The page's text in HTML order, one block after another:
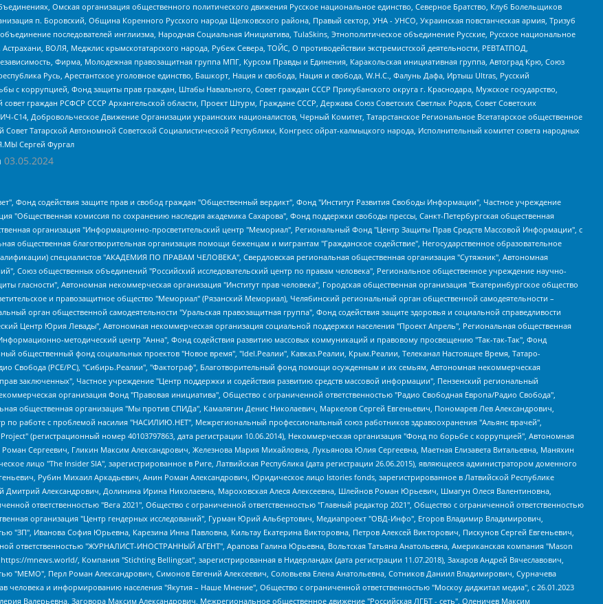
Омская организация общественного политического движения Русское национальное единство, Северное Братство, Клуб Болельщиков
п. Боровский, Община Коренного Русского народа Щелковского района, Правый сектор, УНА - УНСО, Украинская повстанческая армия, Тризуб
последователей инглиизма, Народная Социальная Инициатива, TulaSkins, Этнополитическое объединение Русские, Русское национальное
ВОЛЯ, Меджлис крымскотатарского народа, Рубеж Севера, ТОЙС, О противодействии экстремистской деятельности, РЕВТАТПОД,
Фирма, Молодежная правозащитная группа МПГ, Курсом Правды и Единения, Каракольская инициативная группа, Автоград Крю, Союз
Русь, Арестантское уголовное единство, Башкорт, Нация и свобода, Нация и свобода, W.H.С., Фалунь Дафа, Иртыш Ultras, Русский
с коррупцией, Фонд защиты прав граждан, Штабы Навального, Совет граждан СССР Прикубанского округа г. Краснодара, Мужское государство,
граждан РСФСР СССР Архангельской области, Проект Штурм, Граждане СССР, Держава Союз Советских Светлых Родов, Совет Советских
С14, Добровольческое Движение Организации украинских националистов, Черный Комитет, Татарстанское Региональное Всетатарское общественное
Татарской Автономной Советской Социалистической Республики, Конгресс ойрат-калмыцкого народа, Исполнительный комитет совета народных
Сергей Фургал
03.05.2024
Project" (регистрационный номер 40103797863, дата регистрации 10.06.2014), Некоммерческая организация "Фонд по борьбе с коррупцией", Автономная некоммерческая организация "Институт права и публичной политики", Баданин Роман Сергеевич, Гликин Максим Александрович, Железнова Мария Михайловна, Лукьянова Юлия Сергеевна, Маетная Елизавета Витальевна, Маняхин Петр Борисович, Чуракова Ольга Владимировна, Ярош Юлия Петровна, Юридическое лицо "The Insider SIA", зарегистрированное в Риге, Латвийская Республика (дата регистрации 26.06.2015), являющееся администратором доменного имени интернет-издания "The Insider SIA", https://theins.ru, Постернак Алексей Евгеньевич, Рубин Михаил Аркадьевич, Анин Роман Александрович, Юридическое лицо Istories fonds, зарегистрированное в Латвийской Республике (регистрационный номер 50008295751, дата регистрации 24.02.2020), Великовский Дмитрий Александрович, Долинина Ирина Николаевна, Мароховская Алеся Алексеевна, Шлейнов Роман Юрьевич, Шмагун Олеся Валентиновна, Общество с ограниченной ответственностью "Альтаир 2021", Общество с ограниченной ответственностью "Вега 2021", Общество с ограниченной ответственностью "Главный редактор 2021", Общество с ограниченной ответственностью "Ромашки монолит", Важенков Артем Валерьевич, Ивановская областная общественная организация "Центр гендерных исследований", Гурман Юрий Альбертович, Медиапроект "ОВД-Инфо", Егоров Владимир Владимирович, Жилинский Владимир Александрович, Общество с ограниченной ответственностью "ЗП", Иванова София Юрьевна, Карезина Инна Павловна, Кильтау Екатерина Викторовна, Петров Алексей Викторович, Пискунов Сергей Евгеньевич, Смирнов Сергей Сергеевич, Тихонов Михаил Сергеевич, Общество с ограниченной ответственностью "ЖУРНАЛИСТ-ИНОСТРАННЫЙ АГЕНТ", Арапова Галина Юрьевна, Вольтская Татьяна Анатольевна, Американская компания "Mason G.E.S. Anonymous Foundation" (США), являющаяся владельцем интернет-издания https://mnews.world/, Компания "Stichting Bellingcat", зарегистрированная в Нидерландах (дата регистрации 11.07.2018), Захаров Андрей Вячеславович, Клепиковская Екатерина Дмитриевна, Общество с ограниченной ответственностью "МЕМО", Перл Роман Александрович, Симонов Евгений Алексеевич, Соловьева Елена Анатольевна, Сотников Даниил Владимирович, Сурначева Елизавета Дмитриевна, Автономная некоммерческая организация по защите прав человека и информированию населения "Якутия – Наше Мнение", Общество с ограниченной ответственностью "Москоу диджитал медиа", с 26.01.2023 Общество с ограниченной ответственностью "Чайка Белые сады", Ветошкина Валерия Валерьевна, Заговора Максим Александрович, Межрегиональное общественное движение "Российская ЛГБТ - сеть", Оленичев Максим Владимирович, Павлов Иван Юрьевич, Скворцова Елена Сергеевна, Общество с ограниченной ответственностью "Как бы инагент", Кочетков Игорь Викторович, Общество с ограниченной ответственностью "Честные выборы", Еланчик Олег Александрович, Общество с ограниченной ответственностью "Нобелевский призыв", Гималова Регина Эмилевна, Григорьев Андрей Валерьевич, Григорьева Алина Александровна, Ассоциация по содействию защите прав призывников, альтернативнослужащих и военнослужащих "Правозащитная группа "Гражданин.Армия.Право", Хисамова Регина Фаритовна, Автономная некоммерческая организация по реализации социально-правовых программ "Лилит", Дальневосточное общественное движение "Маяк", Санкт-Петербургская ЛГБТ-инициативная группа "Выход", Инициативная группа ЛГБТ+ "Реверс", Алексеев Андрей Викторович, Бекбулатова Таисия Львовна, Беляев Иван Михайлович, Владыкина Елена Сергеевна, Гельман Марат Александрович, Никульшина Вероника Юрьевна, Толоконникова Надежда Андреевна, Шендерович Виктор Анатольевич, Общество с ограниченной ответственностью "Данное сообщение", Общество с ограниченной ответственностью Издательский дом "Новая глава", Айнбиндер Александра Александровна, Московский комьюнити-центр для ЛГБТ+инициатив, Благотворительный фонд развития филантропии, Deutsche Welle (Германия, Kurt-Schumacher-Strasse 3, 53113 Bonn), Борзунова Мария Михайловна, Воробьев Виктор Викторович, Голубева Анна Львовна, Константинова Алла Михайловна, Малкова Ирина Владимировна, Мурадов Мурад Абдулгалимович, Осетинская Елизавета Николаевна, Понасенков Евгений Николаевич, Ганапольский Матвей Юрьевич, Киселев Евгений Алексеевич, Борухович Ирина Григорьевна, Дремин Иван Тимофеевич, Дубровский Дмитрий Викторович, Красноярская региональная общественная организация поддержки и развития альтернативных образовательных технологий и межкультурных коммуникаций "ИНТЕРРА", Маяковская Екатерина Алексеевна, Фейгин Марк Захарович, Филимонов Андрей Викторович, Дзугкоева Регина Николаевна, Доброхотов Роман Александрович, Дудь Юрий Александрович, Елкин Сергей Владимирович, Кругликов Кирилл Игоревич, Сабунаева Мария Леонидовна, Семенов Алексей Владимирович, Шаинян Карен Багратович, Шульман Екатерина Михайловна, Асафьев Артур Валерьевич, Вахштайн Виктор Семенович, Венедиктов Алексей Алексеевич, Лушникова Екатерина Евгеньевна, Волков Леонид Михайлович, Невзоров Александр Глебович, Пархоменко Сергей Борисович, Сироткин Ярослав Николаевич, Кара-Мурза Владимир Владимирович, Баранова Наталья Владимировна, Гозман Леонид Яковлевич, Кагарлицкий Борис Юльевич, Климарев Михаил Валерьевич, Милов Владимир Станиславович, Автономная некоммерческая организация Краснодарский центр современного искусства "Типография", Моргенштерн Алишер Тагирович, Соболь Любовь Эдуардовна, Общество с ограниченной ответственностью "ЛИЗА НОРМ", Каспаров Гарри Кимович, Ходорковский Михаил Борисович, Общество с ограниченной ответственностью "Апрельские тезисы", Данилович Ирина Брониславовна, Кашин Олег Владимирович, Петров Николай Владимирович, Пивоваров Алексей Владимирович, Соколов Михаил Владимирович, Цветкова Юлия Владимировна, Чичваркин Евгений Александрович, Комитет против пыток/Команда против пыток, Общество с ограниченной ответственностью "Первый научный", Общество с ограниченной ответственностью "Вертолет и ко", Белоцерковская Вероника Борисовна, Кац Максим Евгеньевич, Лазарева Татьяна Юрьевна, Шаведдинов Руслан Табризович, Яшин Илья Валерьевич, Общество с ограниченной ответственностью "Иноагент ААВ", Алешковский Дмитрий Петрович, Альбац Евгения Марковна, Быков Дмитрий Львович, Галямина Юлия Евгеньевна, Лойко Сергей Леонидович, Мартынов Кирилл Константинович, Медведев Сергей Александрович, Крашенинников Федор Геннадиевич, Гордеева Катерина Вл